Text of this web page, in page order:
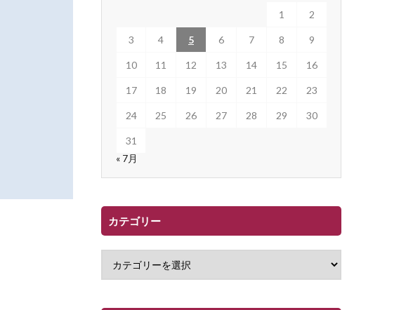
1 2
3 4 5 6 7 8 9
10 11 12 13 14 15 16
17 18 19 20 21 22 23
24 25 26 27 28 29 30
31
« 7月
カテゴリー